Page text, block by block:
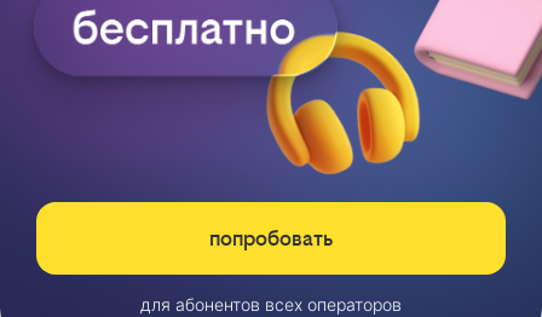
попробовать
для абонентов всех операторов